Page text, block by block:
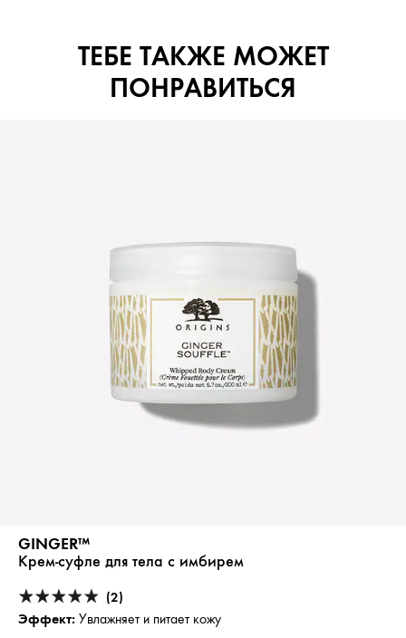
ТЕБЕ ТАКЖЕ МОЖЕТ
ПОНРАВИТЬСЯ
GINGER™
Крем-суфле для тела с имбирем
(2)
Эффект: Увлажняет и питает кожу